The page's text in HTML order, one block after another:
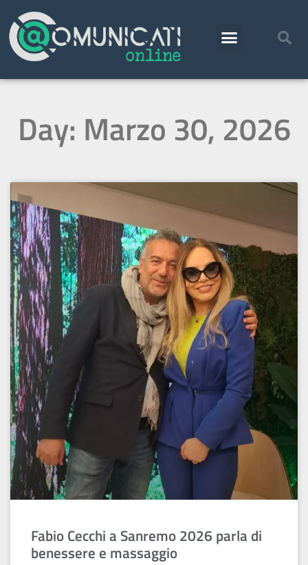
Day: Marzo 30, 2026
Fabio Cecchi a Sanremo 2026 parla di
benessere e massaggio